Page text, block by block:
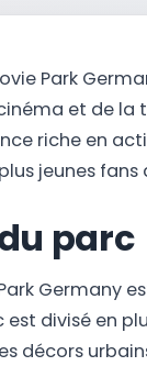
Park
et de la
riche en
jeunes
parc
Germany
est divisé en
décors